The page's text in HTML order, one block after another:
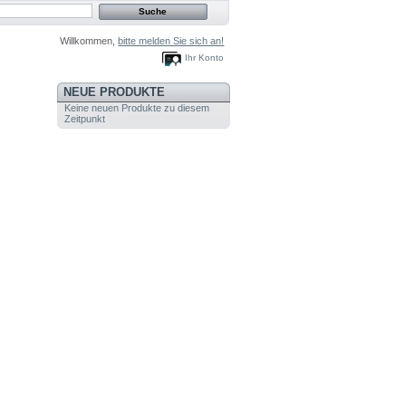
Willkommen,bitte melden Sie sich an!
Ihr Konto
NEUE PRODUKTE
Keine neuen Produkte zu diesem
Zeitpunkt